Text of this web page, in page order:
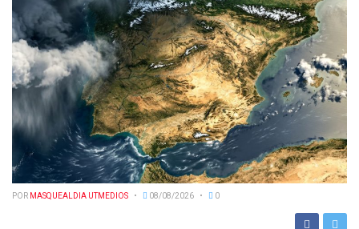
POR MASQUEALDIA UTMEDIOS 08/08/2026 0